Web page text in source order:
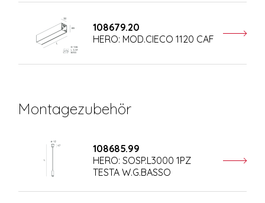
108679.20
HERO: MOD.CIECO 1120 CAF
Montagezubehör
108685.99
HERO: SOSP.L3000 1PZ
TESTA W.G.BASSO